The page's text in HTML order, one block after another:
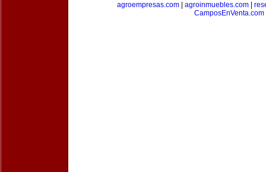
agroempresas.com
agroinmuebles.com
CamposEnVenta.com